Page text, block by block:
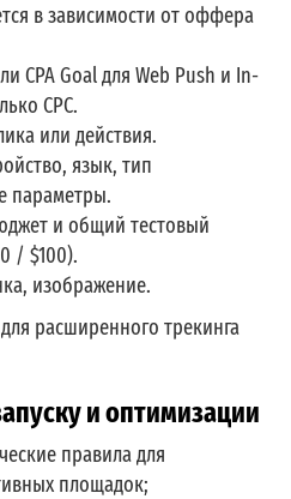
в зависимости от оффера
CPA Goal для Web Push и In-
CPC.
или действия.
язык, тип
параметры.
и общий тестовый
/ $100).
изображение.
и оптимизации
правила для
площадок;